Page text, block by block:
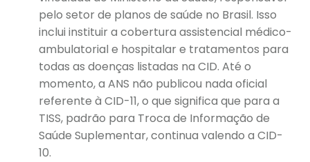
pelo setor de planos de saúde no Brasil. Isso
inclui instituir a cobertura assistencial médico-
ambulatorial e hospitalar e tratamentos para
todas as doenças listadas na CID. Até o
momento, a ANS não publicou nada oficial
referente à CID-11, o que significa que para a
TISS, padrão para Troca de Informação de
Saúde Suplementar, continua valendo a CID-
10.